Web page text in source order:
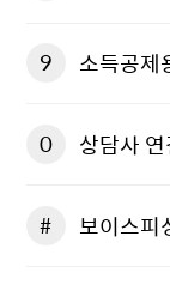
9 소득공제
0 상담사 연
# 보이스피